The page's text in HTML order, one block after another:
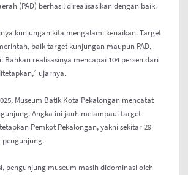
(PAD) berhasil direalisasikan dengan baik.
kunjungan kita mengalami kenaikan. Target
baik target kunjungan maupun PAD,
Bahkan realisasinya mencapai 104 persen dari
ujarnya.
Museum Batik Kota Pekalongan mencatat
Angka ini jauh melampaui target
Pemkot Pekalongan, yakni sekitar 29
pengunjung.
pengunjung museum masih didominasi oleh